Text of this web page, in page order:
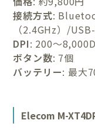
接続方式:
（2.4GHz）/
DPI: 200〜
ボタン数: 7個
バッテリー: 最大
Elecom M-